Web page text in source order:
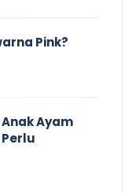
Pink?
Ayam